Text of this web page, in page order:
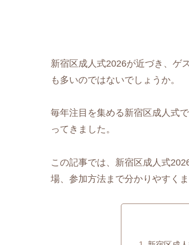
新宿区成人式2026が近づき、ゲ
も多いのではないでしょうか。
毎年注目を集める新宿区成人式
ってきました。
この記事では、新宿区成人式
場、参加方法まで分かりやすく